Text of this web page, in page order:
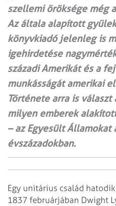
szellemi öröksége még
Az általa alapított
könyvkiadó jelenleg is
igehirdetése
századi Amerikát és a
munkásságát amerikai
Története arra is
milyen emberek
– az Egyesült Államokat
évszázadokban.
Egy unitárius család
1837 februárjában Dwight